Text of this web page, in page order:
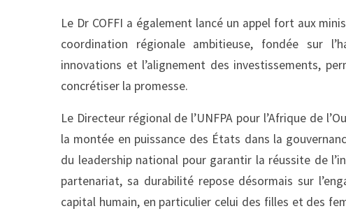
Le Dr COFFI a également lancé un appel fort aux
coordination régionale ambitieuse, fondée sur
innovations et l’alignement des investissements,
concrétiser la promesse.
Le Directeur régional de l’UNFPA pour l’Afrique de
la montée en puissance des États dans la
du leadership national pour garantir la réussite de
partenariat, sa durabilité repose désormais sur
capital humain, en particulier celui des filles et des